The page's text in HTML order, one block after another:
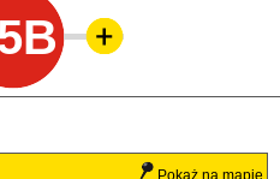
Pokaż na mapie